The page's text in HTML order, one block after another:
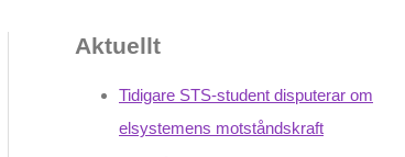
Aktuellt
Tidigare STS-student disputerar om
elsystemens motståndskraft